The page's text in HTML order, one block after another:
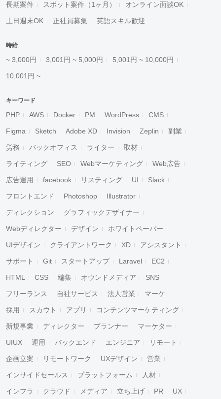
長期案件 スポット案件（1ヶ月） オンライン面談OK
土日週末OK 正社員募集 英語スキル歓迎
時給
~ 3,000円 3,001円 ~ 5,000円 5,001円 ~ 10,000円
10,001円 ~
キーワード
PHP AWS Docker PM WordPress CMS
Figma Sketch Adobe XD Invision Zeplin 副業
労務 バックオフィス ライター 取材
ライティング SEO Webマーケティング Web広告
広告運用 facebook リスティング UI Slack
フロントエンド Photoshop Illustrator
ディレクション グラフィックデザイナー
Webディレクター デザイン ホワイトペーパー
UIデザイン クライアントワーク XD アシスタント
サポート Git スタートアップ Laravel EC2
HTML CSS 編集 オウンドメディア SNS
フリーランス 自社サービス 法人営業 マーケ
採用 スカウト アプリ コンテンツマーケティング
新規事業 ディレクター プランナー マーケター
UIUX 運用 バックエンド エンジニア リモート
企画立案 リモートワーク UXデザイン 営業
インサイドセールス プラットフォーム 人材
インフラ クラウド メディア 立ち上げ PR UX